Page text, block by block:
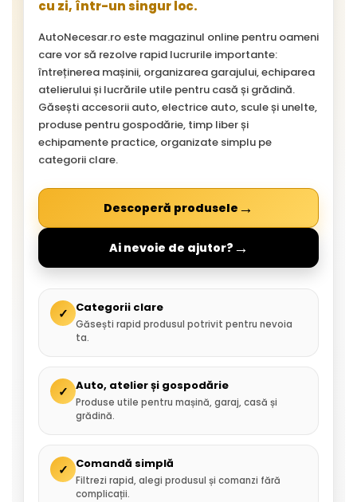
cu zi, într-un singur loc.
AutoNecesar.ro este magazinul online pentru oameni
care vor să rezolve rapid lucrurile importante:
întreținerea mașinii, organizarea garajului, echiparea
atelierului și lucrările utile pentru casă și grădină.
Găsești accesorii auto, electrice auto, scule și unelte,
produse pentru gospodărie, timp liber și
echipamente practice, organizate simplu pe
categorii clare.
Descoperă produsele →
Ai nevoie de ajutor? →
✓ Categorii clare
Găsești rapid produsul potrivit pentru nevoia
ta.
✓ Auto, atelier și gospodărie
Produse utile pentru mașină, garaj, casă și
grădină.
✓ Comandă simplă
Filtrezi rapid, alegi produsul și comanzi fără
complicații.